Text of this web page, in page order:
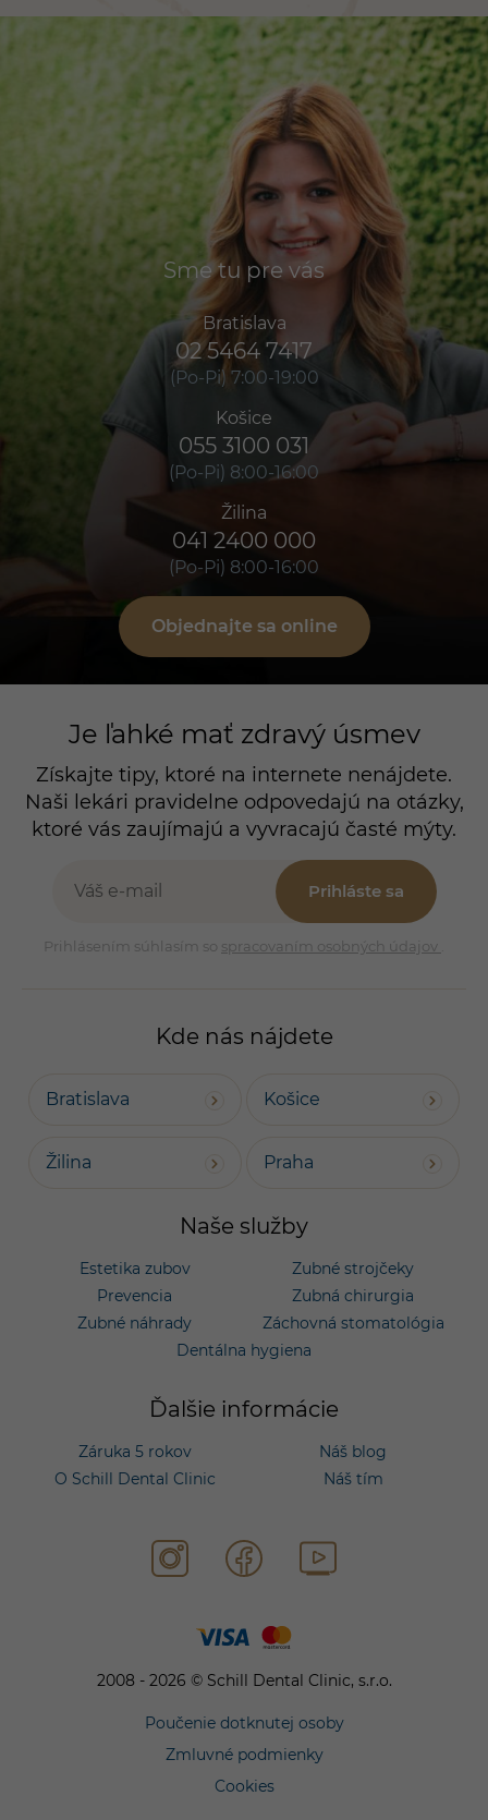
Je ľahké mať zdravý úsmev
Získajte tipy, ktoré na internete nenájdete.
Naši lekári pravidelne odpovedajú na otázky,
ktoré vás zaujímajú a vyvracajú časté mýty.
Prihláste sa
Prihlásením súhlasím so spracovaním osobných údajov
Kde nás nájdete
Bratislava Košice
Žilina Praha
Naše služby
Estetika zubov
Zubné strojčeky
Prevencia
Zubná chirurgia
Zubné náhrady
Záchovná stomatológia
Dentálna hygiena
Ďalšie informácie
Záruka 5 rokov
Náš blog
O Schill Dental Clinic
Náš tím
2008 - 2026 © Schill Dental Clinic, s.r.o.
Poučenie dotknutej osoby
Zmluvné podmienky
Cookies
Sme tu pre vás
Bratislava
02 5464 7417
(Po-Pi) 7:00-19:00
Košice
055 3100 031
(Po-Pi) 8:00-16:00
Žilina
041 2400 000
(Po-Pi) 8:00-16:00
Objednajte sa online